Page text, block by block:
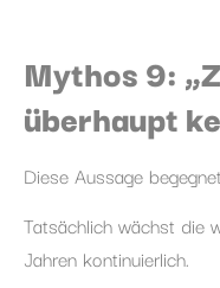
Mythos 9:
überhaupt
Diese Aussage
Tatsächlich wächst die
Jahren kontinuierlich.